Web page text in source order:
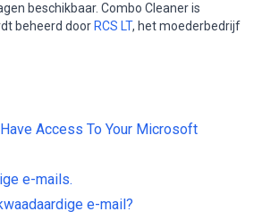
beschikbaar. Combo Cleaner is
beheerd door RCS LT, het moederbedrijf
Access To Your Microsoft
e-mails.
e-mail?